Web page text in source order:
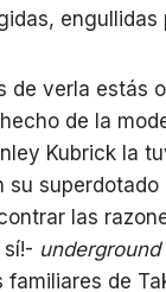
engullidas
de verla estás
de la
Kubrick la
las
underground
de